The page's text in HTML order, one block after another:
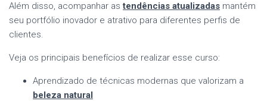
Além disso, acompanhar astendências atualizadas mantém
seu portfólio inovador e atrativo para diferentes perfis de
clientes.
Veja os principais benefícios de realizar esse curso:
Aprendizado de técnicas modernas que valorizam a
beleza natural